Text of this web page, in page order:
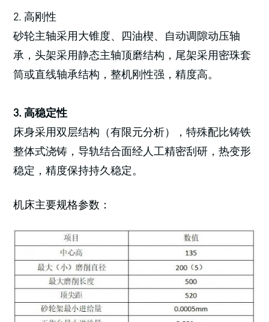
2. 高刚性
砂轮主轴采用大锥度、四油楔、自动调隙动压轴
承，头架采用静态主轴顶磨结构，尾架采用密珠套
筒或直线轴承结构，整机刚性强，精度高。
3. 高稳定性
床身采用双层结构（有限元分析），特殊配比铸铁
整体式浇铸，导轨结合面经人工精密刮研，热变形
稳定，精度保持持久稳定。
机床主要规格参数：